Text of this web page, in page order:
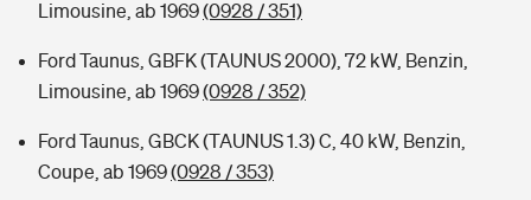
Limousine, ab 1969(0928 / 351)
Ford Taunus, GBFK (TAUNUS 2000), 72 kW, Benzin,
Limousine, ab 1969(0928 / 352)
Ford Taunus, GBCK (TAUNUS 1.3) C, 40 kW, Benzin,
Coupe, ab 1969(0928 / 353)